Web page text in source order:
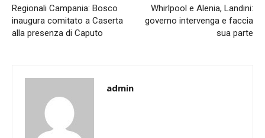
Regionali Campania: Bosco
inaugura comitato a Caserta
alla presenza di Caputo
Whirlpool e Alenia, Landini:
governo intervenga e faccia
sua parte
admin